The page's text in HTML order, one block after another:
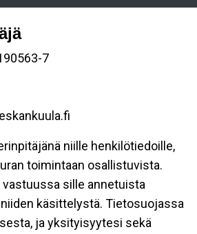
7
niille henkilötiedoille,
toimintaan osallistuvista.
sille annetuista
käsittelystä. Tietosuojassa
ja yksityisyytesi sekä